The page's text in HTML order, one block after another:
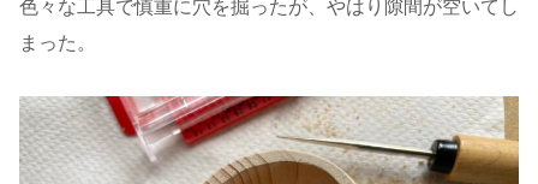
色々な工具で慎重に穴を掘ったが、やはり隙間が空いてし
まった。